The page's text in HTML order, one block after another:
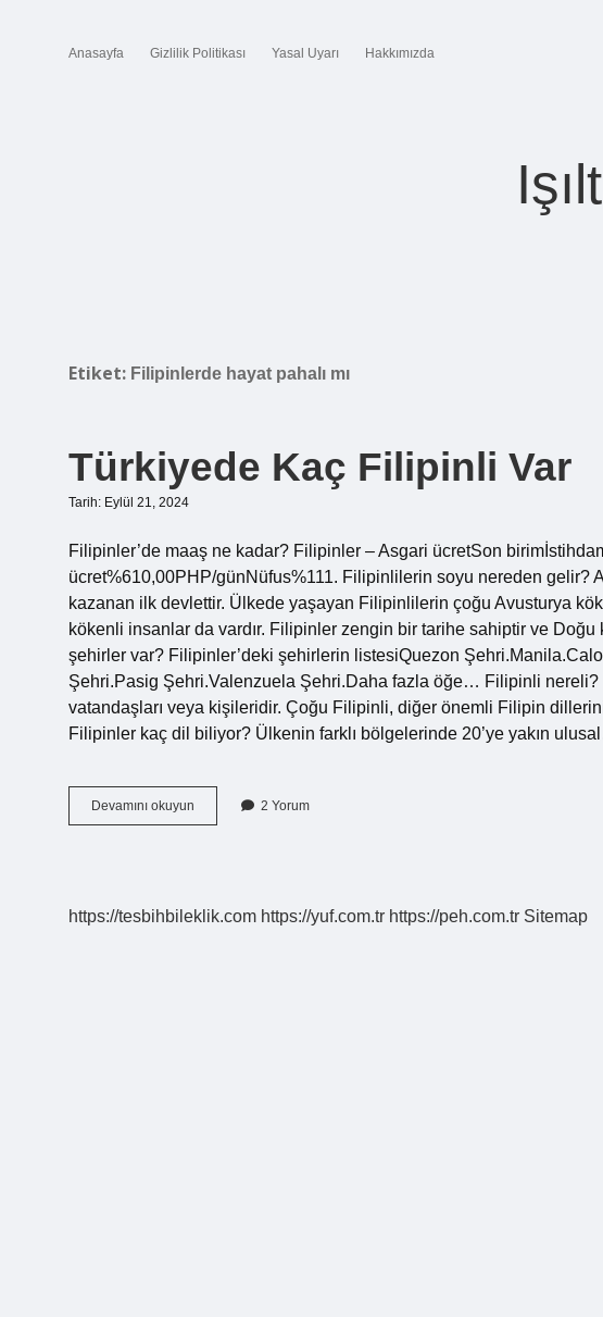
Anasayfa Gizlilik Politikası Yasal Uyarı Hakkımızda
Etiket: Filipinlerde hayat pahalı mı
Türkiyede Kaç Filipinli Var
Tarih: Eylül 21, 2024
Filipinler’de maaş ne kadar? Filipinler – Asgari ücretSon
ücret%610,00PHP/günNüfus%111. Filipinlilerin soyu nereden gelir?
kazanan ilk devlettir. Ülkede yaşayan Filipinlilerin çoğu Avusturya
kökenli insanlar da vardır. Filipinler zengin bir tarihe sahiptir ve
şehirler var? Filipinler’deki şehirlerin listesiQuezon
Şehri.Pasig Şehri.Valenzuela Şehri.Daha fazla öğe… Filipinli
vatandaşları veya kişileridir. Çoğu Filipinli, diğer önemli Filipin
Filipinler kaç dil biliyor? Ülkenin farklı bölgelerinde 20’ye yakın
Devamını okuyun Türkiyede
Kaç
2 Yorum
https://tesbihbileklik.com https://yuf.com.tr https://peh.com.tr Sitemap